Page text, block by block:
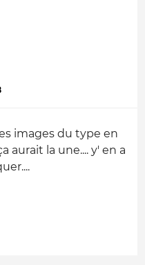
images du type en
aurait la une.... y' en a